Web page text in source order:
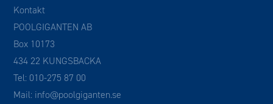
Kontakt
POOLGIGANTEN AB
Box 10173
434 22 KUNGSBACKA
Tel:010-275 87 00
Mail: info@poolgiganten.se